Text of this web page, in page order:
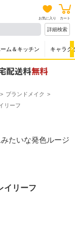
お気に入り カート
詳細検索
ーム＆キッチン キャラク
ブランドメイク
リーフ
たいな発色ルージ
イリーフ